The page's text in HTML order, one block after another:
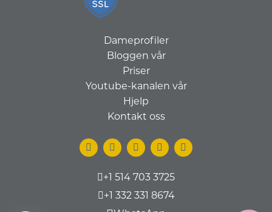
Dameprofiler
Bloggen vår
Priser
Youtube-kanalen vår
Hjelp
Kontakt oss
+1 514 703 3725
+1 332 331 8674